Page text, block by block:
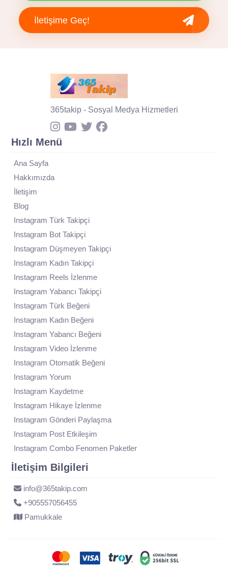
İletişime Geç!
365takip - Sosyal Medya Hizmetleri
Hızlı Menü
Ana Sayfa
Hakkımızda
İletişim
Blog
Instagram Türk Takipçi
Instagram Bot Takipçi
Instagram Düşmeyen Takipçi
Instagram Kadın Takipçi
Instagram Reels İzlenme
Instagram Yabancı Takipçi
Instagram Türk Beğeni
Instagram Kadın Beğeni
Instagram Yabancı Beğeni
Instagram Video İzlenme
Instagram Otomatik Beğeni
Instagram Yorum
Instagram Kaydetme
Instagram Hikaye İzlenme
Instagram Gönderi Paylaşma
Instagram Post Etkileşim
Instagram Combo Fenomen Paketler
İletişim Bilgileri
info@365takip.com
+905557056455
Pamukkale